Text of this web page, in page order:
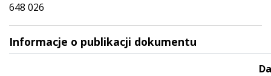
648 026
Informacje o publikacji dokumentu